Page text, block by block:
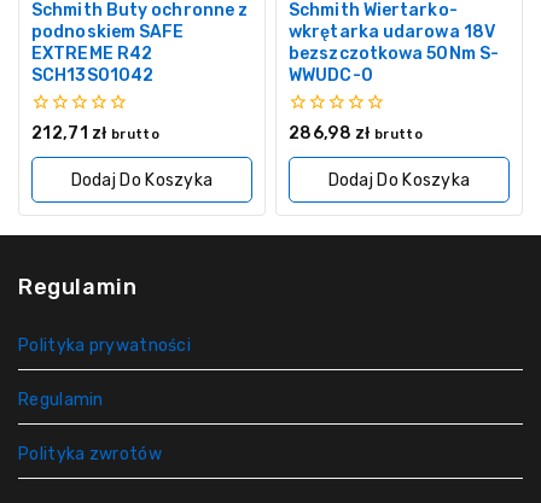
Schmith Buty ochronne z
podnoskiem SAFE
EXTREME R42
SCH13S01042
0
5
212,71 zł brutto
Dodaj Do Koszyka
Schmith Wiertarko-
wkrętarka udarowa 18V
bezszczotkowa 50Nm S-
WWUDC-0
0
5
286,98 zł brutto
Dodaj Do Koszyka
Regulamin
Polityka prywatności
Regulamin
Polityka zwrotów